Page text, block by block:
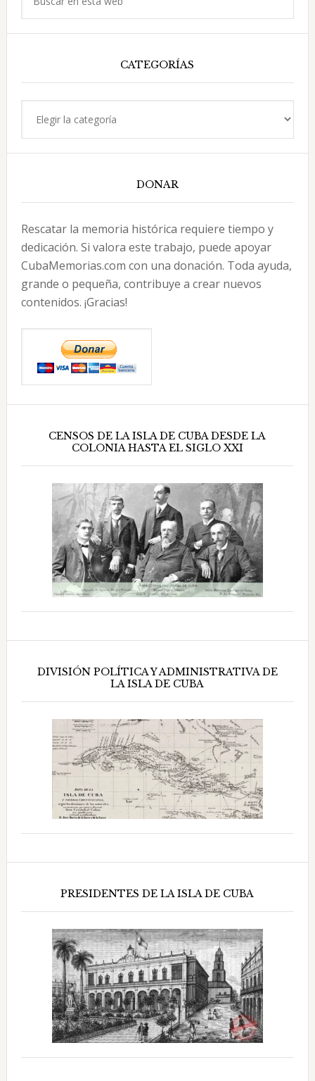
CATEGORÍAS
DONAR
Rescatar la memoria histórica requiere tiempo y
dedicación. Si valora este trabajo, puede apoyar
CubaMemorias.com con una donación. Toda ayuda,
grande o pequeña, contribuye a crear nuevos
contenidos. ¡Gracias!
CENSOS DE LA ISLA DE CUBA DESDE LA
COLONIA HASTA EL SIGLO XXI
DIVISIÓN POLÍTICA Y ADMINISTRATIVA DE
LA ISLA DE CUBA
PRESIDENTES DE LA ISLA DE CUBA